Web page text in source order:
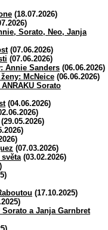
(18.07.2026)
Sorato, Neo, Janja
(07.06.2026)
(07.06.2026)
Annie Sanders (06.06.2026)
McNeice (06.06.2026)
Sorato
(04.06.2026)
(29.05.2026)
(07.03.2026)
(03.02.2026)
(17.10.2025)
a Janja Garnbret